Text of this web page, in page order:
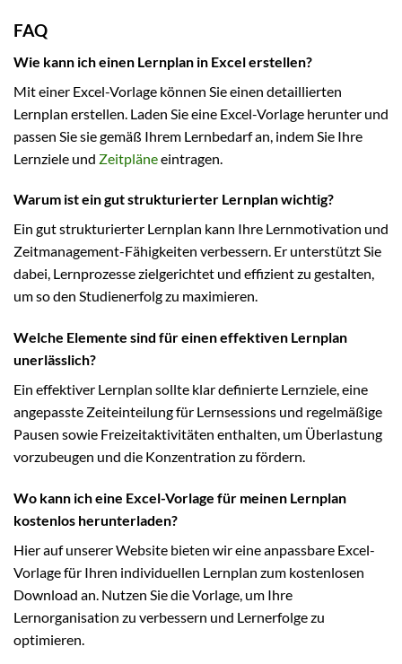
FAQ
Wie kann ich einen Lernplan in Excel erstellen?
Mit einer Excel-Vorlage können Sie einen detaillierten
Lernplan erstellen. Laden Sie eine Excel-Vorlage herunter und
passen Sie sie gemäß Ihrem Lernbedarf an, indem Sie Ihre
Lernziele und Zeitpläneeintragen.
Warum ist ein gut strukturierter Lernplan wichtig?
Ein gut strukturierter Lernplan kann Ihre Lernmotivation und
Zeitmanagement-Fähigkeiten verbessern. Er unterstützt Sie
dabei, Lernprozesse zielgerichtet und effizient zu gestalten,
um so den Studienerfolg zu maximieren.
Welche Elemente sind für einen effektiven Lernplan
unerlässlich?
Ein effektiver Lernplan sollte klar definierte Lernziele, eine
angepasste Zeiteinteilung für Lernsessions und regelmäßige
Pausen sowie Freizeitaktivitäten enthalten, um Überlastung
vorzubeugen und die Konzentration zu fördern.
Wo kann ich eine Excel-Vorlage für meinen Lernplan
kostenlos herunterladen?
Hier auf unserer Website bieten wir eine anpassbare Excel-
Vorlage für Ihren individuellen Lernplan zum kostenlosen
Download an. Nutzen Sie die Vorlage, um Ihre
Lernorganisation zu verbessern und Lernerfolge zu
optimieren.